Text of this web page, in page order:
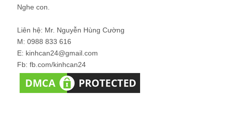
Nghe con.
Liên hệ: Mr. Nguyễn Hùng Cường
M: 0988 833 616
E: kinhcan24@gmail.com
Fb: fb.com/kinhcan24